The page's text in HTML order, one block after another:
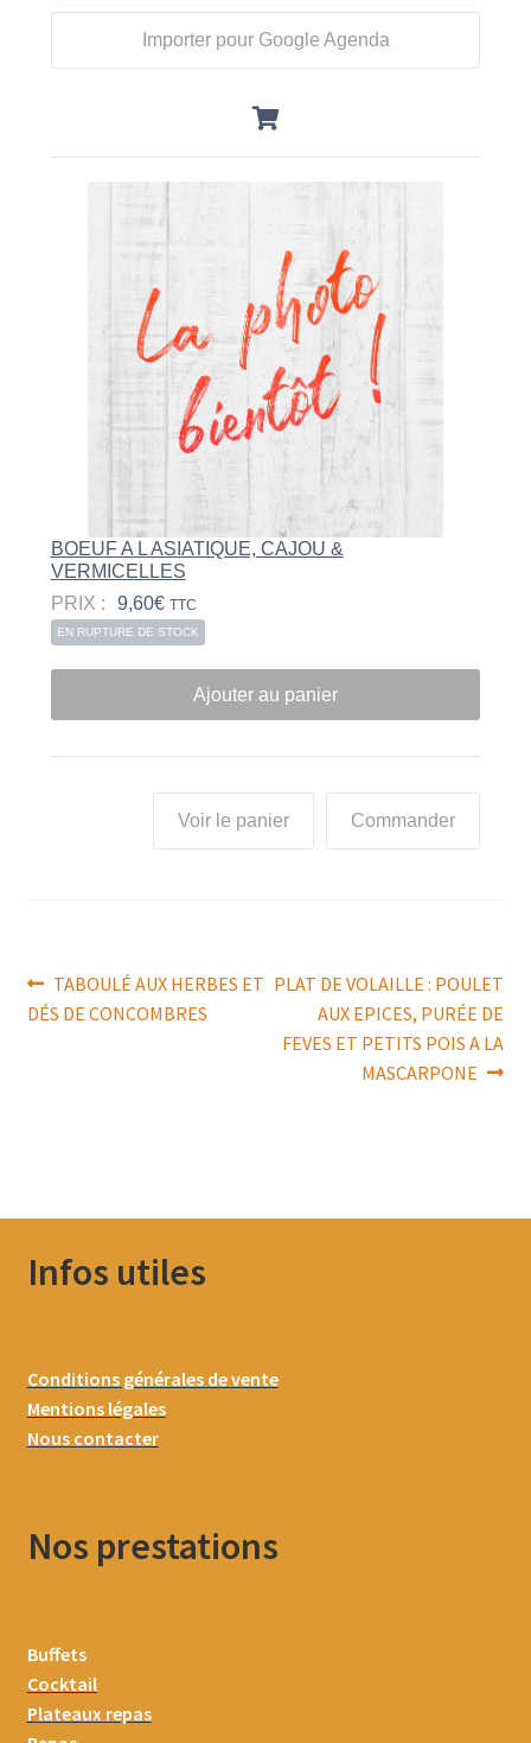
Importer pour Google Agenda
BOEUF A L ASIATIQUE, CAJOU &
VERMICELLES
PRIX :
9,60€ TTC
EN RUPTURE DE STOCK
Ajouter au panier
Commander
Voir le panier
Navigation
de
Article
précédent :
TABOULÉ AUX HERBES ET
DÉS DE CONCOMBRES
Article
suivant :
PLAT DE VOLAILLE : POULET
AUX EPICES, PURÉE DE
FEVES ET PETITS POIS A LA
MASCARPONE
Infos utiles
Conditions générales de vente
Mentions légales
Nous contacter
Nos prestations
Buffets
Cocktail
Plateaux repas